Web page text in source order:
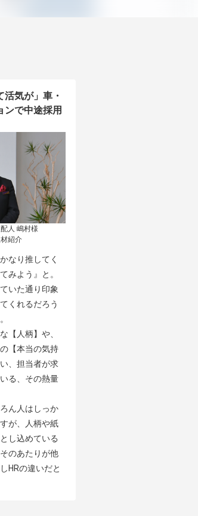
活気が」車・
ンで中途採用
人 嶋村様
紹介
なり推してく
みよう』と。
いた通り印象
くれるだろう
【人柄】や、
【本当の気持
、担当者が求
る、その熱量
ん人はしっか
が、人柄や紙
し込めている
のあたりが他
HRの違いだと